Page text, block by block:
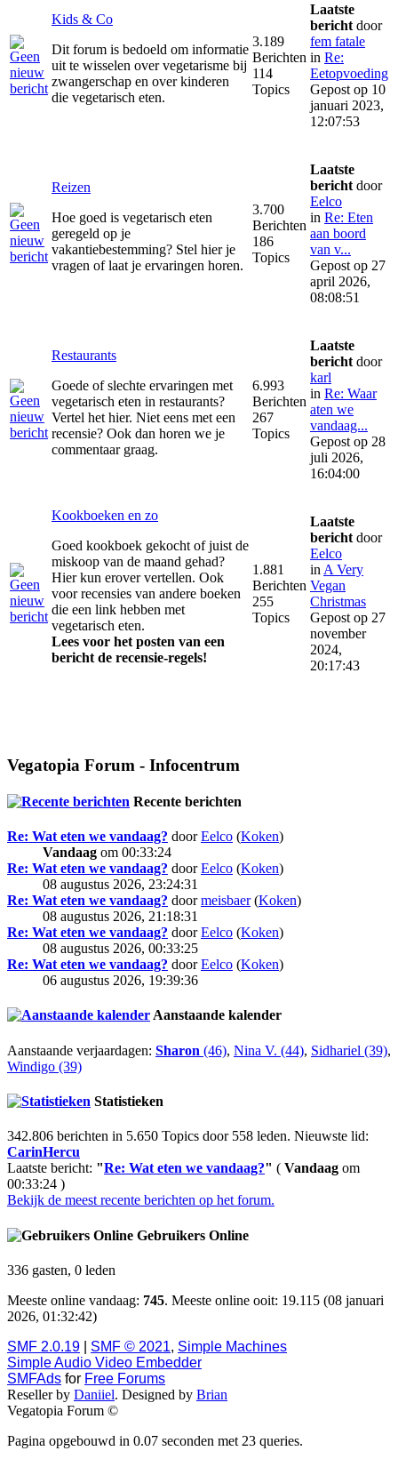
Kids & Co
Dit forum is bedoeld om informatie
uit te wisselen over vegetarisme bij
zwangerschap en over kinderen
die vegetarisch eten.
3.189
Berichten
114
Topics
Laatste
bericht door
fem fatale
in Re:
Eetopvoeding
Gepost op 10
januari 2023,
12:07:53
Reizen
Hoe goed is vegetarisch eten
geregeld op je
vakantiebestemming? Stel hier je
vragen of laat je ervaringen horen.
3.700
Berichten
186
Topics
Laatste
bericht door
Eelco
in Re: Eten
aan boord
van v...
Gepost op 27
april 2026,
08:08:51
Restaurants
Goede of slechte ervaringen met
vegetarisch eten in restaurants?
Vertel het hier. Niet eens met een
recensie? Ook dan horen we je
commentaar graag.
6.993
Berichten
267
Topics
Laatste
bericht door
karl
in Re: Waar
aten we
vandaag...
Gepost op 28
juli 2026,
16:04:00
Kookboeken en zo
Goed kookboek gekocht of juist de
miskoop van de maand gehad?
Hier kun erover vertellen. Ook
voor recensies van andere boeken
die een link hebben met
vegetarisch eten.
Lees voor het posten van een
bericht de recensie-regels!
1.881
Berichten
255
Topics
Laatste
bericht door
Eelco
in A Very
Vegan
Christmas
Gepost op 27
november
2024,
20:17:43
Vegatopia Forum - Infocentrum
Recente berichten
Re: Wat eten we vandaag? doorEelco (Koken)
Vandaag om 00:33:24
Re: Wat eten we vandaag? doorEelco (Koken)
08 augustus 2026, 23:24:31
Re: Wat eten we vandaag? doormeisbaer(Koken)
08 augustus 2026, 21:18:31
Re: Wat eten we vandaag? doorEelco (Koken)
08 augustus 2026, 00:33:25
Re: Wat eten we vandaag? doorEelco (Koken)
06 augustus 2026, 19:39:36
Aanstaande kalender
Aanstaande verjaardagen: Sharon (46), Nina V. (44), Sidhariel (39),
Windigo (39)
Statistieken
342.806 berichten in 5.650 Topics door 558 leden. Nieuwste lid:
CarinHercu
Laatste bericht: "Re: Wat eten we vandaag?" ( Vandaag om
00:33:24 )
Bekijk de meest recente berichten op het forum.
Gebruikers Online
336 gasten, 0 leden
Meeste online vandaag: 745. Meeste online ooit: 19.115 (08 januari
2026, 01:32:42)
SMF 2.0.19
SMF © 2021, Simple Machines
Simple Audio Video Embedder
SMFAds for Free Forums
Reseller by Daniiel. Designed by Brian
Vegatopia Forum ©
Pagina opgebouwd in 0.07 seconden met 23 queries.